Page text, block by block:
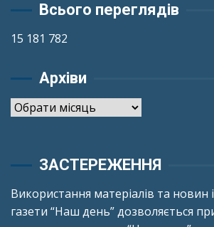
Всього переглядів
15 181 782
Архіви
Архіви
ЗАСТЕРЕЖЕННЯ
Використання матеріалів та новин
газети “Наш день” дозволяється